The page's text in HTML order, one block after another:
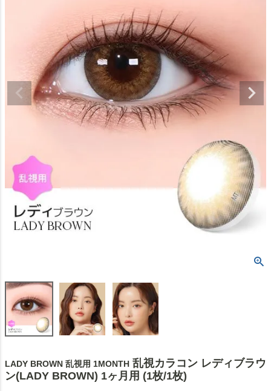
LADY BROWN 乱視用 1MONTH 乱視カラコン レディブラウ
ン(LADY BROWN) 1ヶ月用 (1枚/1枚)